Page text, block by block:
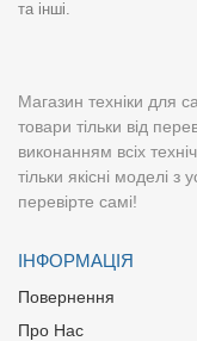
та інші.
Магазин техніки для
товари тільки від
виконанням всіх
тільки якісні моделі
перевірте самі!
ІНФОРМАЦІЯ
Повернення
Про Нас